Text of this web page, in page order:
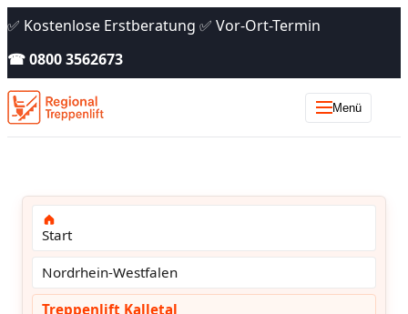
✅ Kostenlose Erstberatung ✅ Vor-Ort-Termin
☎ 0800 3562673
Menü
Start
Nordrhein-Westfalen
Treppenlift Kalletal